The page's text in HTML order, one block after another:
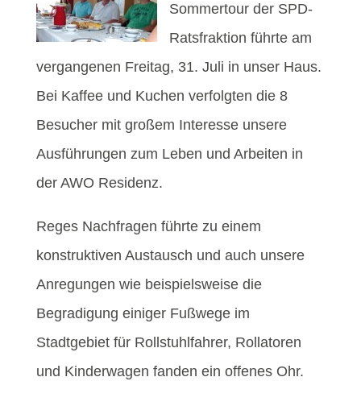
Sommertour der SPD-
Ratsfraktion führte am
vergangenen Freitag, 31. Juli in unser Haus.
Bei Kaffee und Kuchen verfolgten die 8
Besucher mit großem Interesse unsere
Ausführungen zum Leben und Arbeiten in
der AWO Residenz.
Reges Nachfragen führte zu einem
konstruktiven Austausch und auch unsere
Anregungen wie beispielsweise die
Begradigung einiger Fußwege im
Stadtgebiet für Rollstuhlfahrer, Rollatoren
und Kinderwagen fanden ein offenes Ohr.